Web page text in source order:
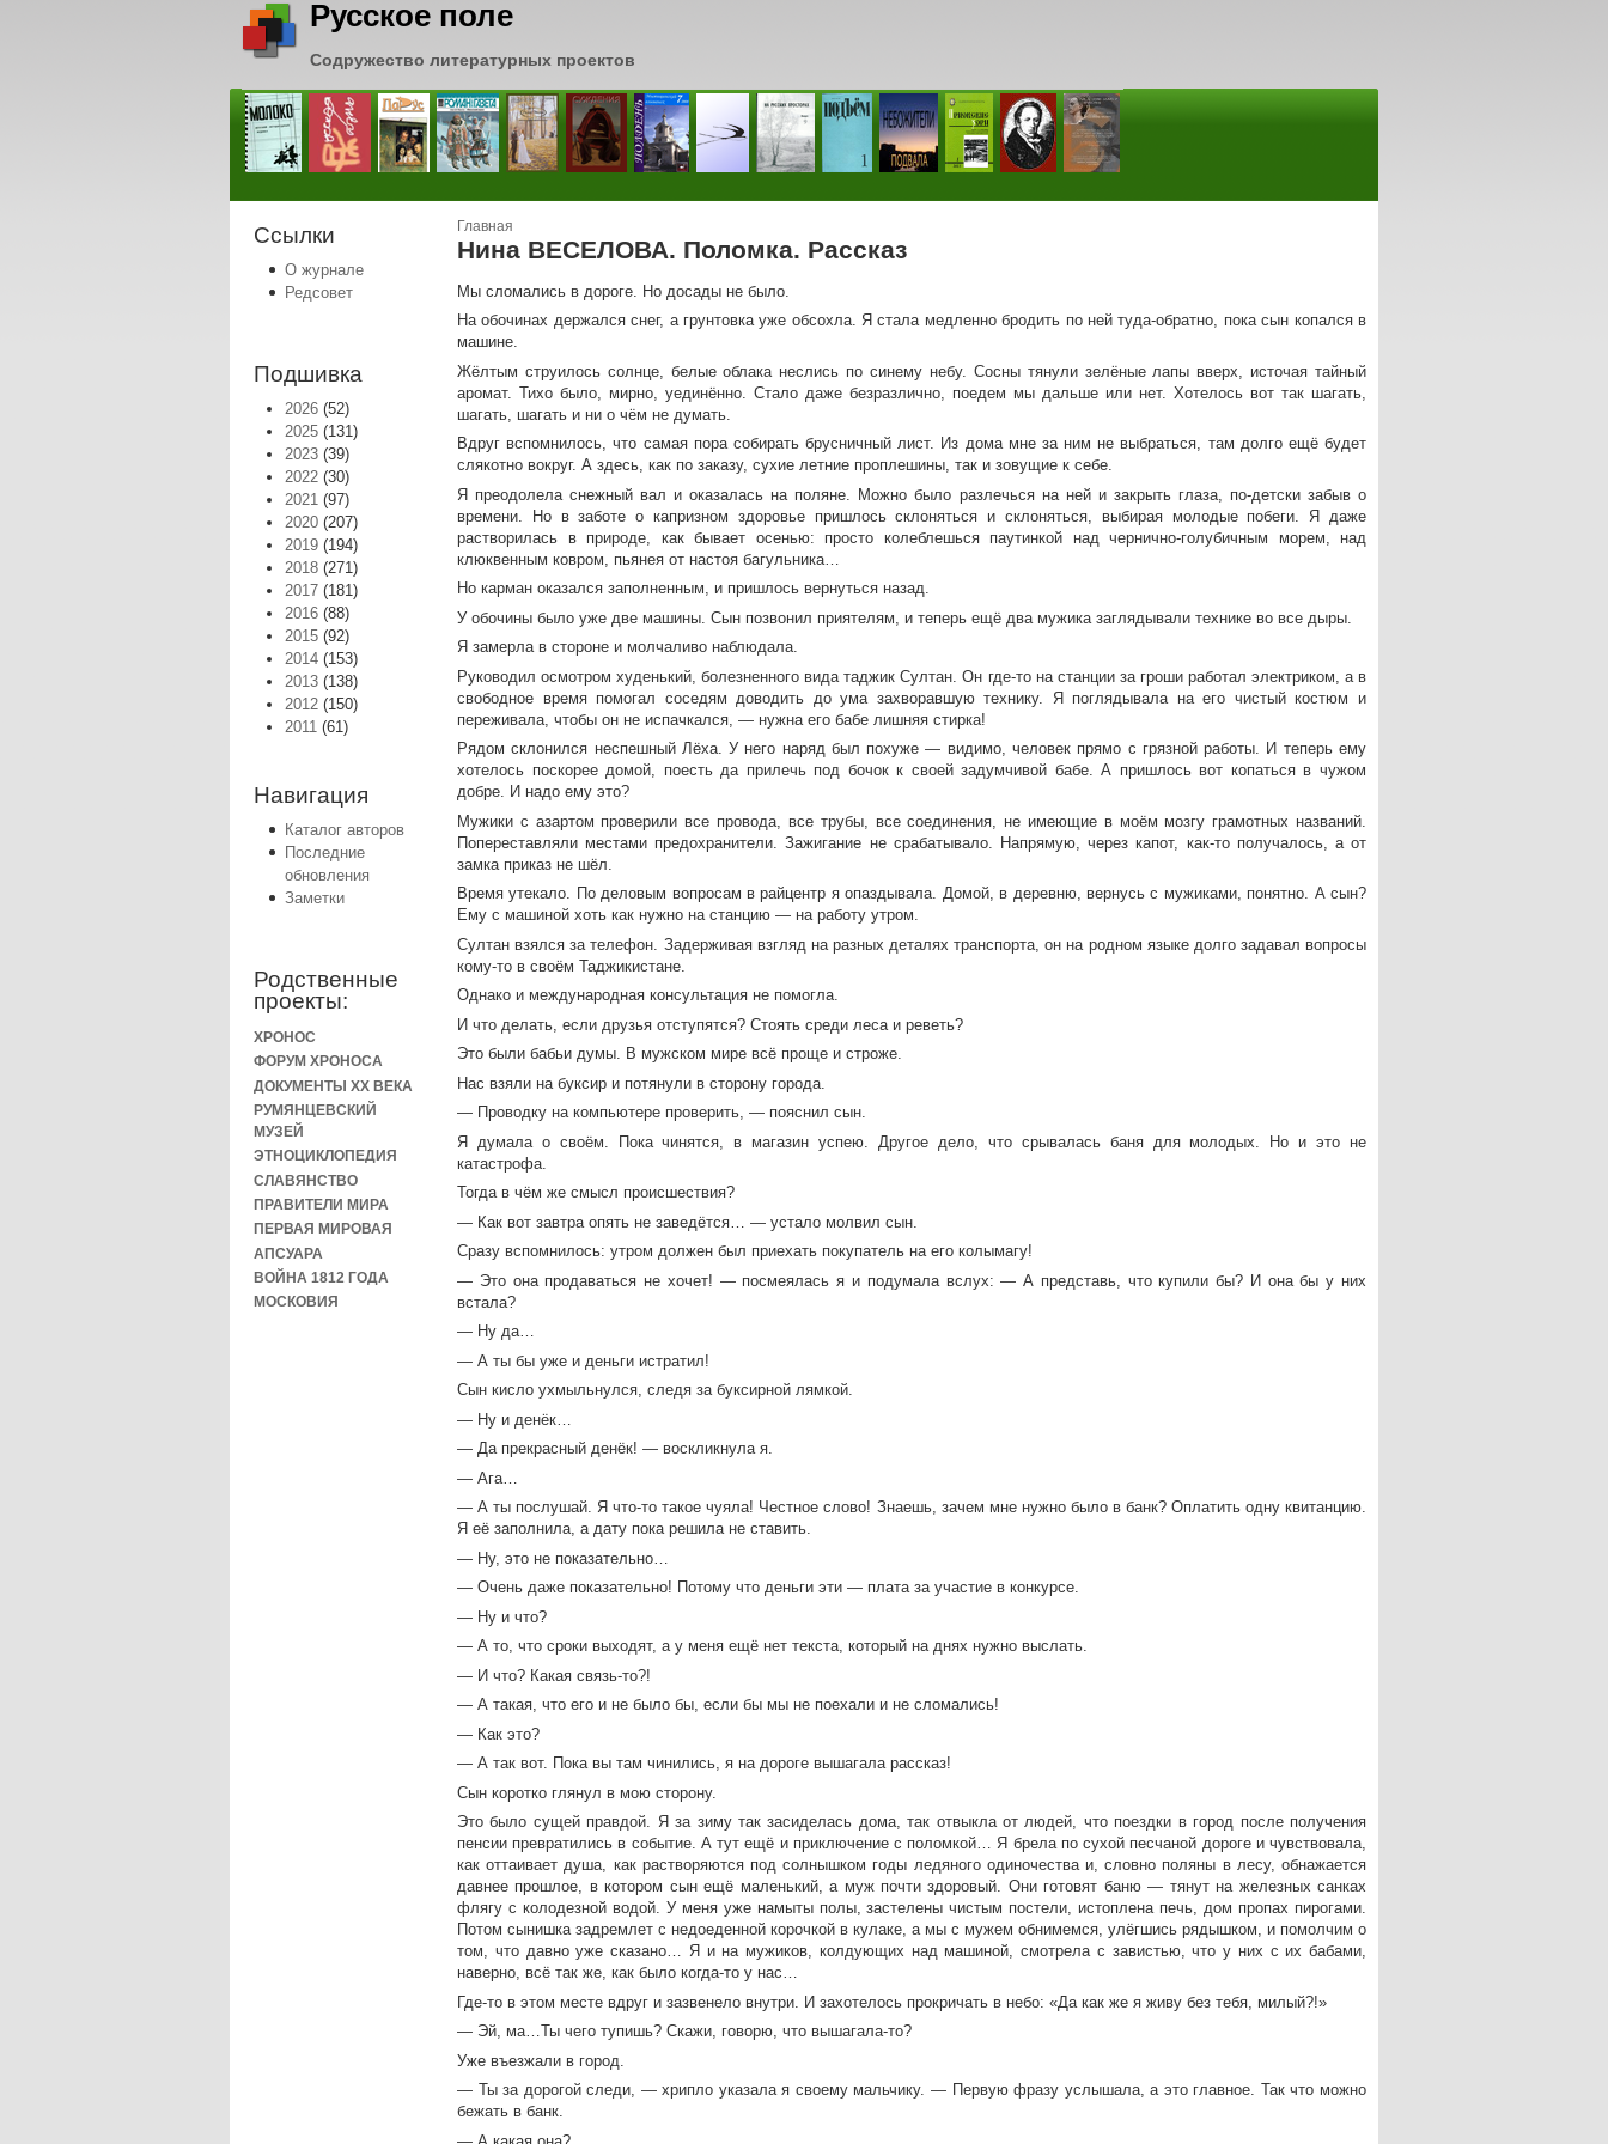
Русское поле
Содружество литературных проектов
Ссылки
О журнале
Редсовет
Подшивка
2026 (52)
2025 (131)
2023 (39)
2022 (30)
2021 (97)
2020 (207)
2019 (194)
2018 (271)
2017 (181)
2016 (88)
2015 (92)
2014 (153)
2013 (138)
2012 (150)
2011 (61)
Навигация
Каталог авторов
Последние
обновления
Заметки
Родственные
проекты:
ХРОНОС
ФОРУМ ХРОНОСА
ДОКУМЕНТЫ XX ВЕКА
РУМЯНЦЕВСКИЙ
МУЗЕЙ
ЭТНОЦИКЛОПЕДИЯ
СЛАВЯНСТВО
ПРАВИТЕЛИ МИРА
ПЕРВАЯ МИРОВАЯ
АПСУАРА
ВОЙНА 1812 ГОДА
МОСКОВИЯ
Вы здесь
Главная
Нина ВЕСЕЛОВА. Поломка. Рассказ
Мы сломались в дороге. Но досады не было.
На обочинах держался снег, а грунтовка уже обсохла. Я стала медленно бродить по ней туда-обратно, пока сын копался в
машине.
Жёлтым струилось солнце, белые облака неслись по синему небу. Сосны тянули зелёные лапы вверх, источая тайный
аромат. Тихо было, мирно, уединённо. Стало даже безразлично, поедем мы дальше или нет. Хотелось вот так шагать,
шагать, шагать и ни о чём не думать.
Вдруг вспомнилось, что самая пора собирать брусничный лист. Из дома мне за ним не выбраться, там долго ещё будет
слякотно вокруг. А здесь, как по заказу, сухие летние проплешины, так и зовущие к себе.
Я преодолела снежный вал и оказалась на поляне. Можно было разлечься на ней и закрыть глаза, по-детски забыв о
времени. Но в заботе о капризном здоровье пришлось склоняться и склоняться, выбирая молодые побеги. Я даже
растворилась в природе, как бывает осенью: просто колеблешься паутинкой над чернично-голубичным морем, над
клюквенным ковром, пьянея от настоя багульника…
Но карман оказался заполненным, и пришлось вернуться назад.
У обочины было уже две машины. Сын позвонил приятелям, и теперь ещё два мужика заглядывали технике во все дыры.
Я замерла в стороне и молчаливо наблюдала.
Руководил осмотром худенький, болезненного вида таджик Султан. Он где-то на станции за гроши работал электриком, а в
свободное время помогал соседям доводить до ума захворавшую технику. Я поглядывала на его чистый костюм и
переживала, чтобы он не испачкался, — нужна его бабе лишняя стирка!
Рядом склонился неспешный Лёха. У него наряд был похуже — видимо, человек прямо с грязной работы. И теперь ему
хотелось поскорее домой, поесть да прилечь под бочок к своей задумчивой бабе. А пришлось вот копаться в чужом
добре. И надо ему это?
Мужики с азартом проверили все провода, все трубы, все соединения, не имеющие в моём мозгу грамотных названий.
Попереставляли местами предохранители. Зажигание не срабатывало. Напрямую, через капот, как-то получалось, а от
замка приказ не шёл.
Время утекало. По деловым вопросам в райцентр я опаздывала. Домой, в деревню, вернусь с мужиками, понятно. А сын?
Ему с машиной хоть как нужно на станцию — на работу утром.
Султан взялся за телефон. Задерживая взгляд на разных деталях транспорта, он на родном языке долго задавал вопросы
кому-то в своём Таджикистане.
Однако и международная консультация не помогла.
И что делать, если друзья отступятся? Стоять среди леса и реветь?
Это были бабьи думы. В мужском мире всё проще и строже.
Нас взяли на буксир и потянули в сторону города.
— Проводку на компьютере проверить, — пояснил сын.
Я думала о своём. Пока чинятся, в магазин успею. Другое дело, что срывалась баня для молодых. Но и это не
катастрофа.
Тогда в чём же смысл происшествия?
— Как вот завтра опять не заведётся… — устало молвил сын.
Сразу вспомнилось: утром должен был приехать покупатель на его колымагу!
— Это она продаваться не хочет! — посмеялась я и подумала вслух: — А представь, что купили бы? И она бы у них
встала?
— Ну да…
— А ты бы уже и деньги истратил!
Сын кисло ухмыльнулся, следя за буксирной лямкой.
— Ну и денёк…
— Да прекрасный денёк! — воскликнула я.
— Ага…
— А ты послушай. Я что-то такое чуяла! Честное слово! Знаешь, зачем мне нужно было в банк? Оплатить одну квитанцию.
Я её заполнила, а дату пока решила не ставить.
— Ну, это не показательно…
— Очень даже показательно! Потому что деньги эти — плата за участие в конкурсе.
— Ну и что?
— А то, что сроки выходят, а у меня ещё нет текста, который на днях нужно выслать.
— И что? Какая связь-то?!
— А такая, что его и не было бы, если бы мы не поехали и не сломались!
— Как это?
— А так вот. Пока вы там чинились, я на дороге вышагала рассказ!
Сын коротко глянул в мою сторону.
Это было сущей правдой. Я за зиму так засиделась дома, так отвыкла от людей, что поездки в город после получения
пенсии превратились в событие. А тут ещё и приключение с поломкой… Я брела по сухой песчаной дороге и чувствовала,
как оттаивает душа, как растворяются под солнышком годы ледяного одиночества и, словно поляны в лесу, обнажается
давнее прошлое, в котором сын ещё маленький, а муж почти здоровый. Они готовят баню — тянут на железных санках
флягу с колодезной водой. У меня уже намыты полы, застелены чистым постели, истоплена печь, дом пропах пирогами.
Потом сынишка задремлет с недоеденной корочкой в кулаке, а мы с мужем обнимемся, улёгшись рядышком, и помолчим о
том, что давно уже сказано… Я и на мужиков, колдующих над машиной, смотрела с завистью, что у них с их бабами,
наверно, всё так же, как было когда-то у нас…
Где-то в этом месте вдруг и зазвенело внутри. И захотелось прокричать в небо: «Да как же я живу без тебя, милый?!»
— Эй, ма…Ты чего тупишь? Скажи, говорю, что вышагала-то?
Уже въезжали в город.
— Ты за дорогой следи, — хрипло указала я своему мальчику. — Первую фразу услышала, а это главное. Так что можно
бежать в банк.